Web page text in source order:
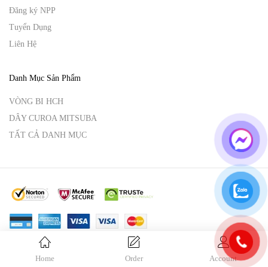
Home Order Account
Đăng ký NPP
Tuyển Dụng
Liên Hệ
Danh Mục Sản Phẩm
VÒNG BI HCH
DÂY CUROA MITSUBA
TẤT CẢ DANH MỤC
© Copyright 2025 Vina Hoàng An.By